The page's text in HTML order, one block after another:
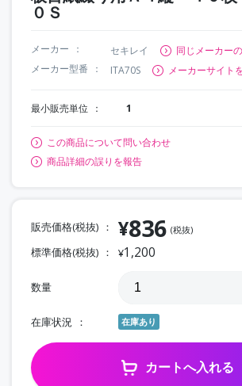
０Ｓ
メーカー セキレイ
同じメーカー
メーカー型番
ITA70S メーカーサイト
最小販売単位 1
この商品について問い合わせ
商品詳細の誤りを報告
販売価格(税抜) ¥836 (税抜)
標準価格(税抜) ¥1,200
数量
在庫状況 在庫あり
カートへ入れる